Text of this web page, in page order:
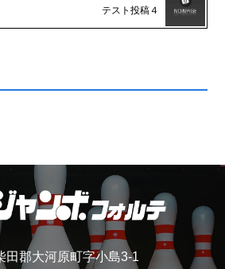
テスト投稿４
田郡大河原町字小島3-1